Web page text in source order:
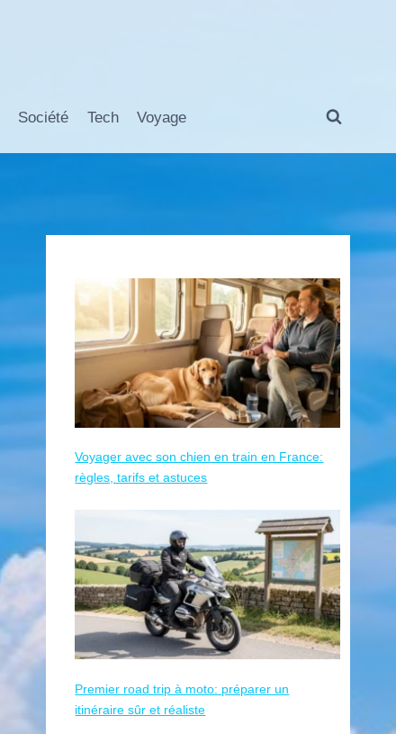
Société Tech Voyage
Voyager avec son chien en train en France:
règles, tarifs et astuces
Premier road trip à moto: préparer un
itinéraire sûr et réaliste